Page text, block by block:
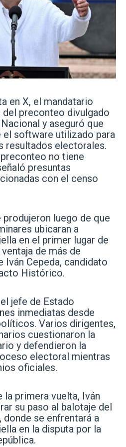
en X, el mandatario
preconteo divulgado
y aseguró que
el software utilizado para
resultados electorales.
no tiene
presuntas
con el censo
luego de que
ubicaran a
en el primer lugar de
de más de
Iván Cepeda, candidato
Histórico.
jefe de Estado
inmediatas desde
Varios dirigentes,
cuestionaron la
y defendieron la
electoral mientras
oficiales.
la primera vuelta, Iván
su paso al balotaje del
se enfrentará a
en la disputa por la